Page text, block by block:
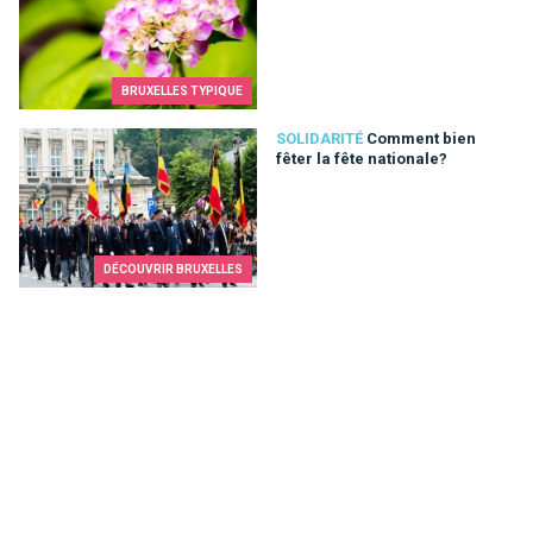
BRUXELLES TYPIQUE
DÉCOUVRIR BRUXELLES
SOLIDARITÉ Comment bien
fêter la fête nationale?
Comment bien fêter la fête nationale?